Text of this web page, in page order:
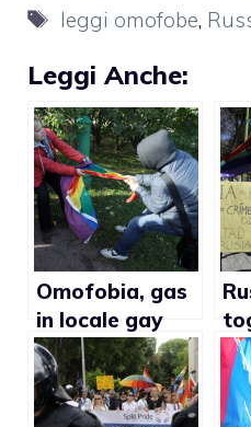
Tag
leggi omofobe,
Leggi Anche:
Omofobia, gas
in locale gay
russo